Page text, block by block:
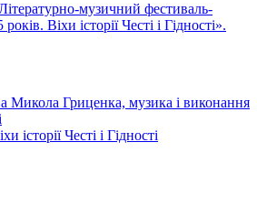
музичний фестиваль-
Віхи історії Честі і Гідності».
Микола Гриценка, музика і виконання
історії Честі і Гідності